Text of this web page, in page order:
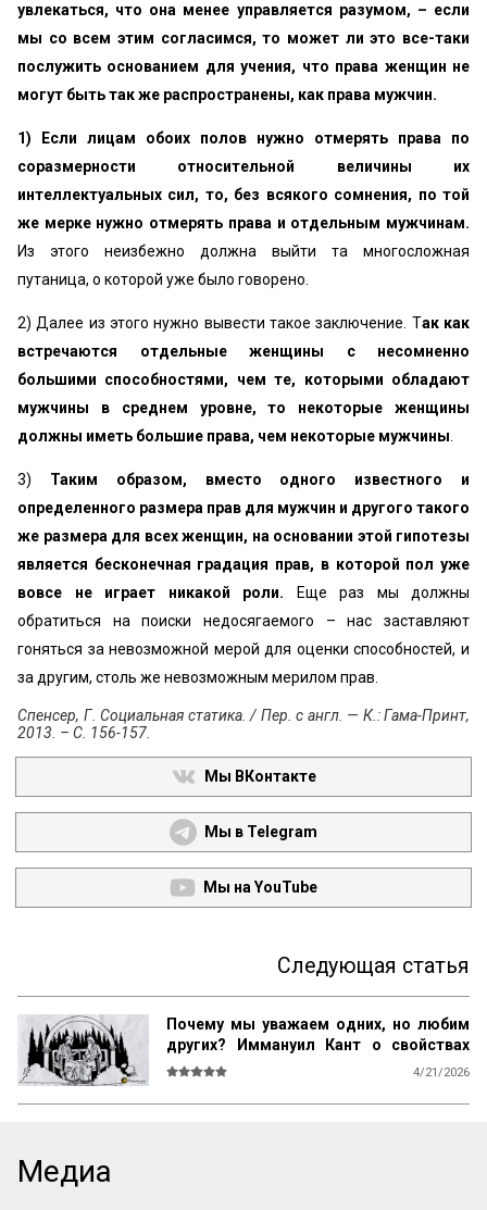
увлекаться, что она менее управляется разумом, – если
мы со всем этим согласимся, то может ли это все-таки
послужить основанием для учения, что права женщин не
могут быть так же распространены, как права мужчин.
1) Если лицам обоих полов нужно отмерять права по
соразмерности относительной величины их
интеллектуальных сил, то, без всякого сомнения, по той
же мерке нужно отмерять права и отдельным мужчинам.
Из этого неизбежно должна выйти та многосложная
путаница, о которой уже было говорено.
2) Далее из этого нужно вывести такое заключение. Так как
встречаются отдельные женщины с несомненно
большими способностями, чем те, которыми обладают
мужчины в среднем уровне, то некоторые женщины
должны иметь большие права, чем некоторые мужчины
3) Таким образом, вместо одного известного и
определенного размера прав для мужчин и другого такого
же размера для всех женщин, на основании этой гипотезы
является бесконечная градация прав, в которой пол уже
вовсе не играет никакой роли. Еще раз мы должны
обратиться на поиски недосягаемого – нас заставляют
гоняться за невозможной мерой для оценки способностей, и
за другим, столь же невозможным мерилом прав.
Спенсер, Г. Социальная статика. / Пер. с англ. — К.: Гама-Принт,
2013. – С. 156-157.
Мы ВКонтакте
Мы в Telegram
Мы на YouTube
Следующая статья
Почему мы уважаем одних, но любим
других? Иммануил Кант о свойствах
возвышенного и прекрасного
4/21/2026
Медиа